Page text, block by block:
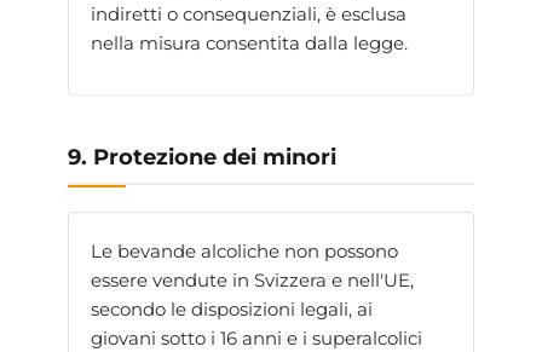
indiretti o consequenziali, è esclusa
nella misura consentita dalla legge.
9. Protezione dei minori
Le bevande alcoliche non possono
essere vendute in Svizzera e nell'UE,
secondo le disposizioni legali, ai
giovani sotto i 16 anni e i superalcolici